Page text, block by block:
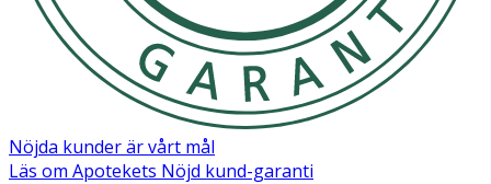
Nöjda kunder är vårt mål
Läs om Apotekets Nöjd kund-garanti